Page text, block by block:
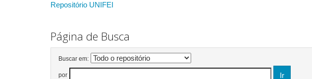
Repositório UNIFEI
Página de Busca
Buscar em:
por